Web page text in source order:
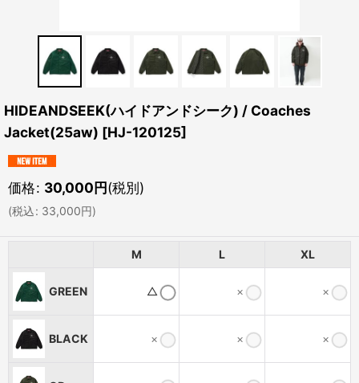
HIDEANDSEEK(ハイドアンドシーク) / Coaches
Jacket(25aw) [HJ-120125]
価格: 30,000円(税別)
(税込: 33,000円)
M L XL
GREEN △ × ×
BLACK × × ×